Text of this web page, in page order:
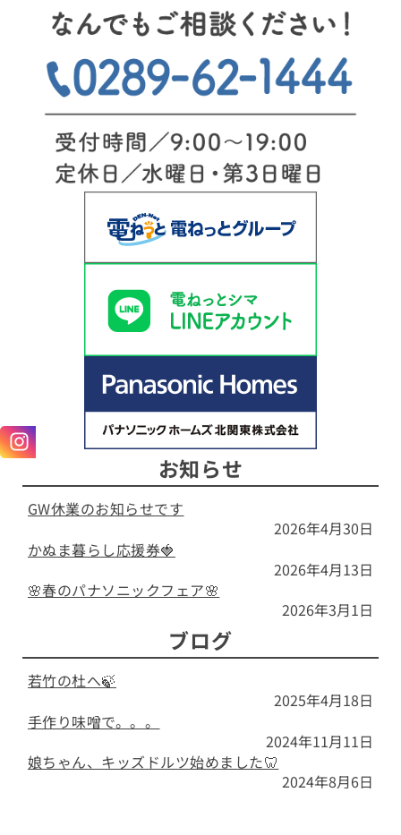
お知らせ
GW休業のお知らせです
2026年4月30日
かぬま暮らし応援券🍓
2026年4月13日
🌸春のパナソニックフェア🌸
2026年3月1日
ブログ
若竹の杜へ🍃
2025年4月18日
手作り味噌で。。。
2024年11月11日
娘ちゃん、キッズドルツ始めました🦷
2024年8月6日